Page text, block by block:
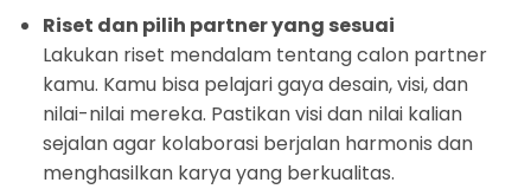
Riset dan pilih partner yang sesuai
Lakukan riset mendalam tentang calon partner
kamu. Kamu bisa pelajari gaya desain, visi, dan
nilai-nilai mereka. Pastikan visi dan nilai kalian
sejalan agar kolaborasi berjalan harmonis dan
menghasilkan karya yang berkualitas.